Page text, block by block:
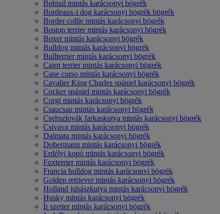
Bobtail mintás karácsonyi bögrék
Bordeaux-i dog karácsonyi bögrék bögrék
Border collie mintás karácsonyi bögrék
Boston terrier mintás karácsonyi bögrék
Boxer mintás karácsonyi bögrék
Bulldog mintás karácsonyi bögrék
Bullterrier mintás karácsonyi bögrék
Cairn terrier mintás karácsonyi bögrék
Cane corso mintás karácsonyi bögrék
Cavalier King Charles spániel karácsonyi bögrék
Cocker spániel mintás karácsonyi bögrék
Corgi mintás karácsonyi bögrék
Csaucsau mintás karácsonyi bögrék
Csehszlovák farkaskutya mintás karácsonyi bögrék
Csivava mintás karácsonyi bögrék
Dalmata mintás karácsonyi bögrék
Dobermann mintás karácsonyi bögrék
Erdélyi kopó mintás karácsonyi bögrék
Foxterrier mintás karácsonyi bögrék
Francia bulldog mintás karácsonyi bögrék
Golden retriever mintás karácsonyi bögrék
Holland juhászkutya mintás karácsonyi bögrék
Husky mintás karácsonyi bögrék
Ír szetter mintás karácsonyi bögrék